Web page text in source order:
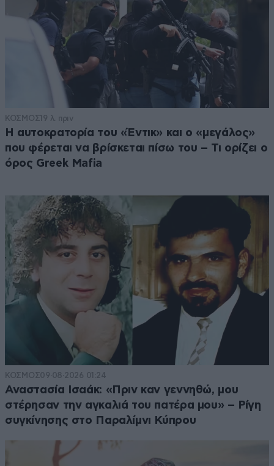
ΚΟΣΜΟΣ19 λ. πριν
Η αυτοκρατορία του «Έντικ» και ο «μεγάλος»
που φέρεται να βρίσκεται πίσω του – Τι ορίζει ο
όρος Greek Mafia
ΚΟΣΜΟΣ09·08·2026 01:24
Αναστασία Ισαάκ: «Πριν καν γεννηθώ, μου
στέρησαν την αγκαλιά του πατέρα μου» – Ρίγη
συγκίνησης στο Παραλίμνι Κύπρου